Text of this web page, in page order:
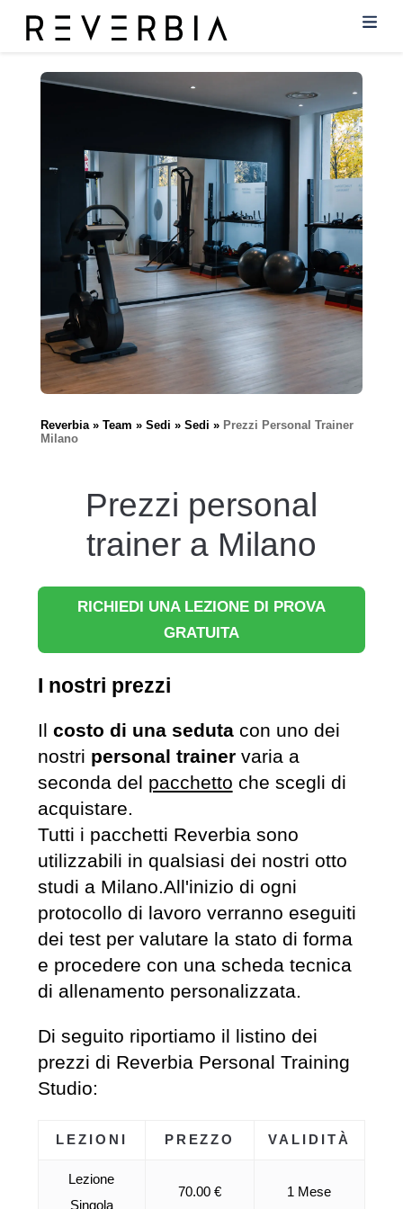
Reverbia Team Sedi Sedi
Prezzi Personal Trainer
Milano
Prezzi personal
trainer a Milano
RICHIEDI UNA LEZIONE DI PROVA
GRATUITA
I nostri prezzi
Il costo di una sedutacon uno dei
nostri personal trainervaria a
seconda del pacchetto che scegli di
acquistare.
Tutti i pacchetti Reverbia sono
utilizzabili in qualsiasi dei nostri otto
studi a Milano.All'inizio di ogni
protocollo di lavoro verranno eseguiti
dei test per valutare la stato di forma
e procedere con una scheda tecnica
di allenamento personalizzata.
Di seguito riportiamo il listino dei
prezzi di Reverbia Personal Training
Studio:
LEZIONI PREZZO VALIDITÀ
Lezione
Singola
70.00 € 1 Mese